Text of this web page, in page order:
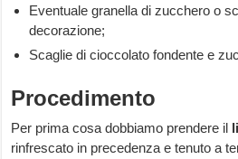
Eventuale granella di zucchero o
decorazione;
Scaglie di cioccolato fondente e
Procedimento
Per prima cosa dobbiamo prendere il
rinfrescato in precedenza e tenuto a